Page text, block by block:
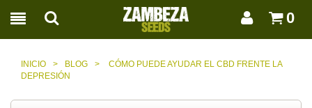
0
INICIO > BLOG >
CÓMO PUEDE AYUDAR EL CBD FRENTE LA
DEPRESIÓN